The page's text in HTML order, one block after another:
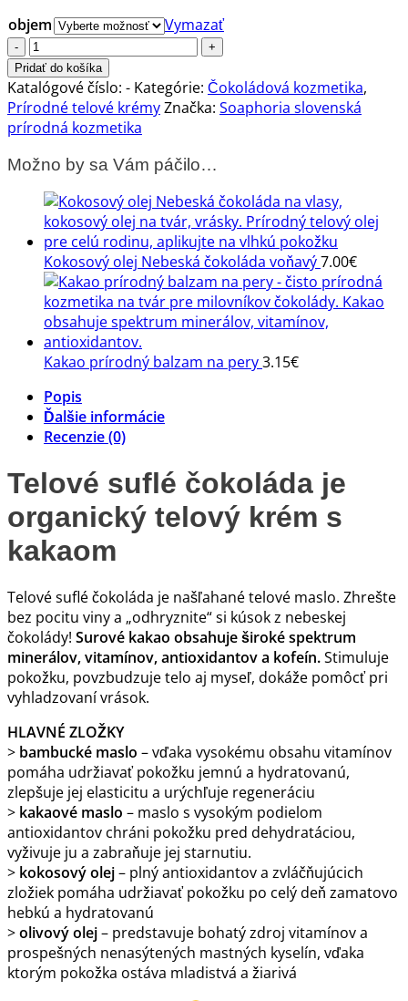
objem
Vymazať
množstvo
Telové
suflé
čokoláda
®
Pridať do košíka
Katalógové číslo: - Kategórie: Čokoládová kozmetika,
Prírodné telové krémyZnačka: Soaphoria slovenská
prírodná kozmetika
Možno by sa Vám páčilo…
Kokosový olej Nebeská čokoláda voňavý7.00€
Kakao prírodný balzam na pery3.15€
Popis
Ďalšie informácie
Recenzie (0)
Telové suflé čokoláda je
organický telový krém s
kakaom
Telové suflé čokoláda je našľahané telové maslo. Zhrešte
bez pocitu viny a „odhryznite“ si kúsok z nebeskej
čokolády! Surové kakao obsahuje široké spektrum
minerálov, vitamínov, antioxidantov a kofeín.Stimuluje
pokožku, povzbudzuje telo aj myseľ, dokáže pomôcť pri
vyhladzovaní vrások.
HLAVNÉ ZLOŽKY
> bambucké maslo – vďaka vysokému obsahu vitamínov
pomáha udržiavať pokožku jemnú a hydratovanú,
zlepšuje jej elasticitu a urýchľuje regeneráciu
> kakaové maslo – maslo s vysokým podielom
antioxidantov chráni pokožku pred dehydratáciou,
vyživuje ju a zabraňuje jej starnutiu.
> kokosový olej– plný antioxidantov a zvláčňujúcich
zložiek pomáha udržiavať pokožku po celý deň zamatovo
hebkú a hydratovanú
>olivový olej– predstavuje bohatý zdroj vitamínov a
prospešných nenasýtených mastných kyselín, vďaka
ktorým pokožka ostáva mladistvá a žiarivá